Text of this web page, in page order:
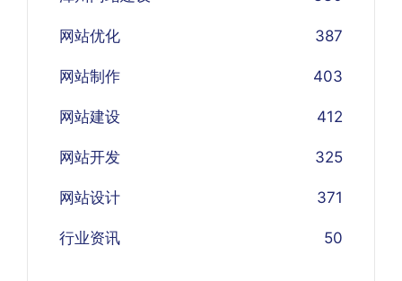
网站优化 387
网站制作 403
网站建设 412
网站开发 325
网站设计 371
行业资讯 50